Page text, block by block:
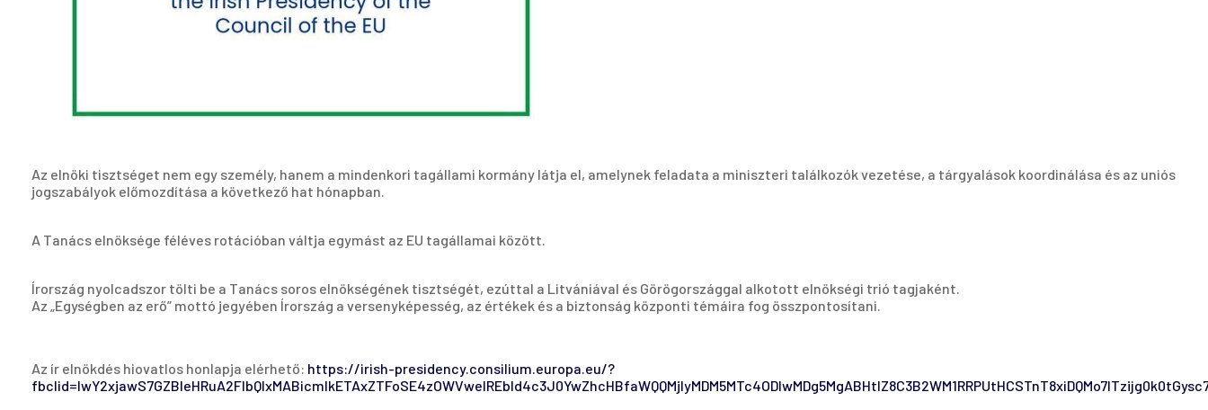
Az elnöki tisztséget nem egy személy, hanem a mindenkori tagállami kormány látja el, amelynek feladata a miniszteri találkozók vezetése, a tárgyalások koordinálása és az uniós
jogszabályok előmozdítása a következő hat hónapban.
A Tanács elnöksége féléves rotációban váltja egymást az EU tagállamai között.
Írország nyolcadszor tölti be a Tanács soros elnökségének tisztségét, ezúttal a Litvániával és Görögországgal alkotott elnökségi trió tagjaként.
Az „Egységben az erő” mottó jegyében Írország a versenyképesség, az értékek és a biztonság központi témáira fog összpontosítani.
Az ír elnökdés hiovatlos honlapja elérhető: https://irish-presidency.consilium.europa.eu/?